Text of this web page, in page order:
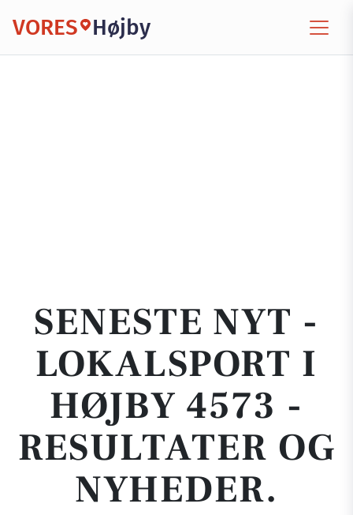
VORES Højby
SENESTE NYT -
LOKALSPORT I
HØJBY 4573 -
RESULTATER OG
NYHEDER.